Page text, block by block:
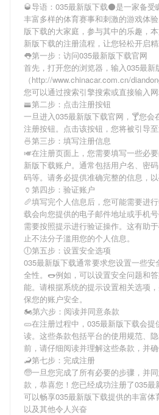
🥃导语： 035最新版下载⚫是一家备受
丰富多样的体育赛事和刺激的游戏体
版下载的大家庭，参与其中的乐趣，
新版下载的注册流程，让您轻松开启精
👅第一步：访问035最新版下载官网
首先，打开您的浏览器，输入035最新
（http://www.chinacar.com.cn/
您可以通过搜索引擎搜索或直接输入网
🚟第二步：点击注册按钮
一旦进入035最新版下载官网，🍸您会
注册按钮。点击该按钮，您将被引导至
🍜第三步：填写注册信息
🎺在注册页面上，您需要填写一些必
新版下载账户。通常包括用户名、密
码等。请务必提供准确完整的信息，以
🏺第四步：验证账户
🥖填写完个人信息后，您可能需要进行
载会向您提供的电子邮件地址或手机
需要按照提示进行验证操作。这有助
止不法分子滥用您的个人信息。
🕕第五步：设置安全选项
035最新版下载通常要求您设置一些安
全性。🌭例如，可以设置安全问题和
能。请根据系统的提示设置相关选项
保您的账户安全。
🏍第六步：阅读并同意条款
🥒在注册过程中， 035最新版下载会提
读。这些条款包括平台的使用规范、
前，请仔细阅读并理解这些条款，并确
🦂第七步：完成注册
🧓一旦您完成了所有必要的步骤，并
款，恭喜您！您已经成功注册了035
可以畅享035最新版下载提供的丰富体
以及其他令人兴奋